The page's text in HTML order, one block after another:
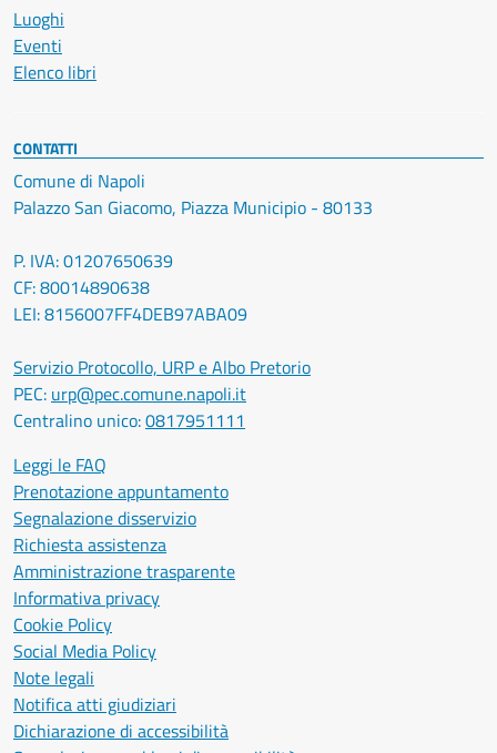
Luoghi
Eventi
Elenco libri
CONTATTI
Comune di Napoli
Palazzo San Giacomo, Piazza Municipio - 80133
P. IVA: 01207650639
CF: 80014890638
LEI: 8156007FF4DEB97ABA09
Servizio Protocollo, URP e Albo Pretorio
PEC: urp@pec.comune.napoli.it
Centralino unico:0817951111
Leggi le FAQ
Prenotazione appuntamento
Segnalazione disservizio
Richiesta assistenza
Amministrazione trasparente
Informativa privacy
Cookie Policy
Social Media Policy
Note legali
Notifica atti giudiziari
Dichiarazione di accessibilità